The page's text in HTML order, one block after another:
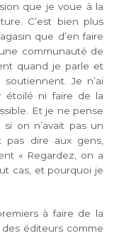
que je voue à la
C’est bien plus
que d’en faire
communauté de
quand je parle et
Je n’ai
étoilé ni faire de la
Et je ne pense
on n’avait pas un
dire aux gens,
« Regardez, on a
cas, et pourquoi je
à faire de la
éditeurs comme